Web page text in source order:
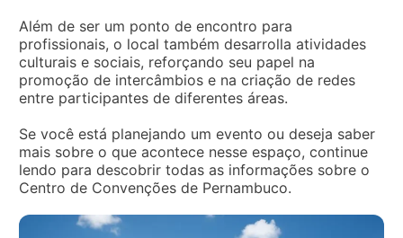
Além de ser um ponto de encontro para
profissionais, o local também desarrolla atividades
culturais e sociais, reforçando seu papel na
promoção de intercâmbios e na criação de redes
entre participantes de diferentes áreas.
Se você está planejando um evento ou deseja saber
mais sobre o que acontece nesse espaço, continue
lendo para descobrir todas as informações sobre o
Centro de Convenções de Pernambuco.